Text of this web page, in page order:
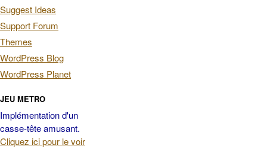
Suggest Ideas
Support Forum
Themes
WordPress Blog
WordPress Planet
JEU METRO
Implémentation d'un
casse-tête amusant.
Cliquez ici pour le voir